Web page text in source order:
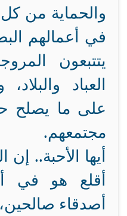
والحماية من
في أعمالهم
يتتبعون
العباد
على ما يصلح
مجتمعهم.
أيها الأحبة..
أقلع هو في
أصدقاء